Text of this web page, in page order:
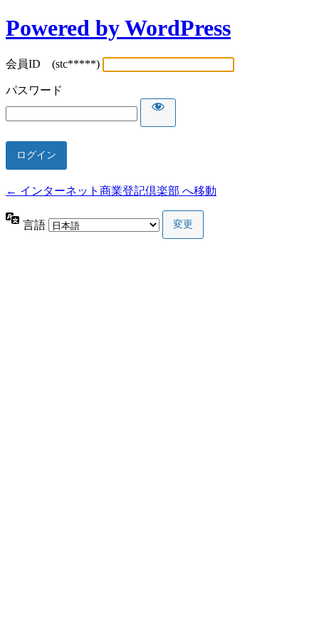
Powered by WordPress
会員ID (stc*****)
パスワード
← インターネット商業登記倶楽部 へ移動
言語